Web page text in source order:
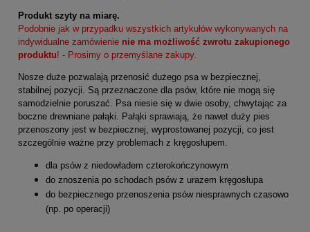
Produkt szyty na miarę.
Podobnie jak w przypadku wszystkich artykułów wykonywanych na
indywidualne zamówienie nie ma możliwość zwrotu zakupionego
produktu! - Prosimy o przemyślane zakupy.
Nosze duże pozwalają przenosić dużego psa w bezpiecznej,
stabilnej pozycji. Są przeznaczone dla psów, które nie mogą się
samodzielnie poruszać. Psa niesie się w dwie osoby, chwytając za
boczne drewniane pałąki. Pałąki sprawiają, że nawet duży pies
przenoszony jest w bezpiecznej, wyprostowanej pozycji, co jest
szczególnie ważne przy problemach z kręgosłupem.
dla psów z niedowładem czterokończynowym
do znoszenia po schodach psów z urazem kręgosłupa
do bezpiecznego przenoszenia psów niesprawnych czasowo
(np. po operacji)